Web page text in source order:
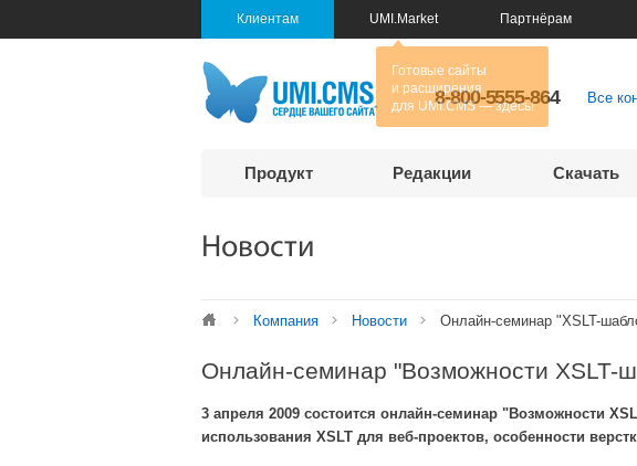
Клиентам UMI.Market Партнёрам
8-800-5555-864 Все
Продукт Редакции Скачать
Новости
Компания Новости Онлайн-семинар "XSLT-
Онлайн-семинар "Возможности XSLT-
3 апреля 2009 состоится онлайн-семинар "Возможности
использования XSLT для веб-проектов, особенности